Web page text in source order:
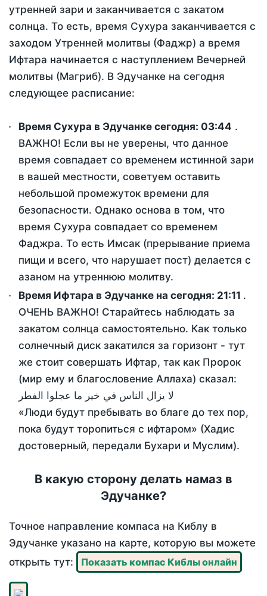
утренней зари и заканчивается с закатом
солнца. То есть, время Сухура заканчивается с
заходом Утренней молитвы (Фаджр) а время
Ифтара начинается с наступлением Вечерней
молитвы (Магриб). В Эдучанке на сегодня
следующее расписание:
Время Сухура в Эдучанке сегодня: 03:44 .
ВАЖНО! Если вы не уверены, что данное
время совпадает со временем истинной зари
в вашей местности, советуем оставить
небольшой промежуток времени для
безопасности. Однако основа в том, что
время Сухура совпадает со временем
Фаджра. То есть Имсак (прерывание приема
пищи и всего, что нарушает пост) делается с
азаном на утреннюю молитву.
Время Ифтара в Эдучанке на сегодня: 21:11 .
ОЧЕНЬ ВАЖНО! Старайтесь наблюдать за
закатом солнца самостоятельно. Как только
солнечный диск закатился за горизонт - тут
же стоит совершать Ифтар, так как Пророк
(мир ему и благословение Аллаха) сказал:
لا يزال الناس في خير ما عجلوا الفطر
«Люди будут пребывать во благе до тех пор,
пока будут торопиться с ифтаром» (Хадис
достоверный, передали Бухари и Муслим).
В какую сторону делать намаз в
Эдучанке?
Точное направление компаса на Киблу в
Эдучанке указано на карте, которую вы можете
открыть тут:
Показать компас Киблы онлайн